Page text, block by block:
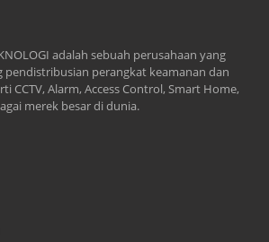
adalah sebuah perusahaan yang
pendistribusian perangkat keamanan dan
CCTV, Alarm, Access Control, Smart Home,
merek besar di dunia.